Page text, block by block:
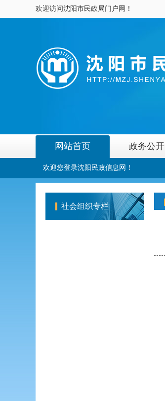
欢迎访问沈阳市民政局门户网！
网站首页 政务公开
欢迎您登录沈阳民政信息网！
社会组织专栏